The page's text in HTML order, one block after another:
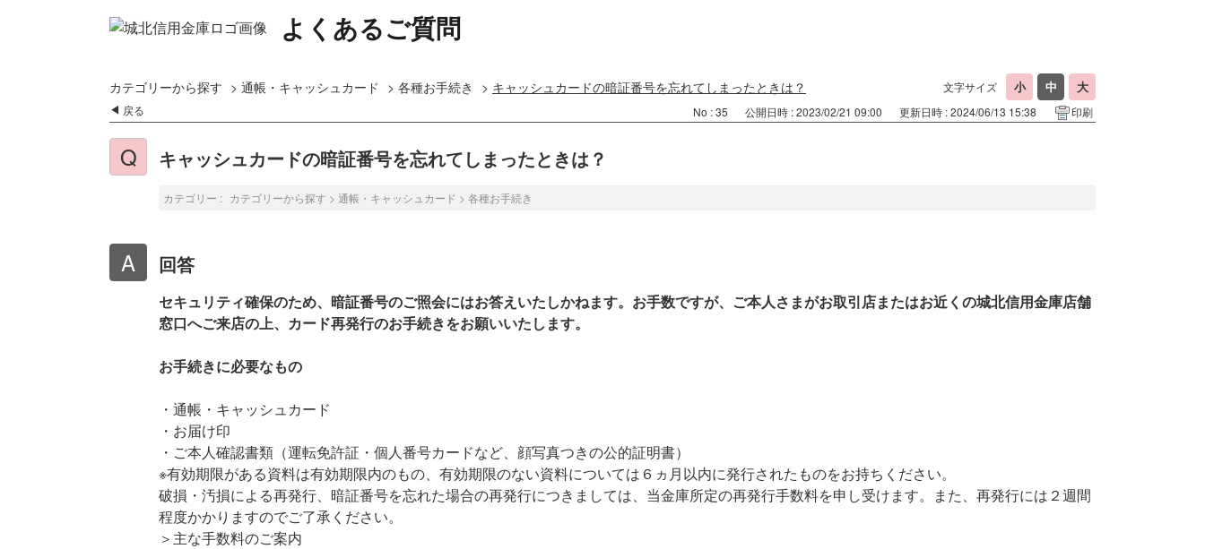
よくあるご質問
文字サイズ
カテゴリーから探す > 通帳・キャッシュカード > 各種お手続き > キャッシュカードの暗証番号を忘れてしまったときは？
戻る No : 35 公開日時 : 2023/02/21 09:00 更新日時 : 2024/06/13 15:38 印刷
キャッシュカードの暗証番号を忘れてしまったときは？
カテゴリー : カテゴリーから探す > 通帳・キャッシュカード > 各種お手続き
回答
セキュリティ確保のため、暗証番号のご照会にはお答えいたしかねます。お手数ですが、ご本人さまがお取引店またはお近くの城北信用金庫店舗
窓口へご来店の上、カード再発行のお手続きをお願いいたします。
お手続きに必要なもの
・通帳・キャッシュカード
・お届け印
・ご本人確認書類（運転免許証・個人番号カードなど、顔写真つきの公的証明書）
※有効期限がある資料は有効期限内のもの、有効期限のない資料については６ヵ月以内に発行されたものをお持ちください。
破損・汚損による再発行、暗証番号を忘れた場合の再発行につきましては、当金庫所定の再発行手数料を申し受けます。また、再発行には２週間
程度かかりますのでご了承ください。
＞主な手数料のご案内